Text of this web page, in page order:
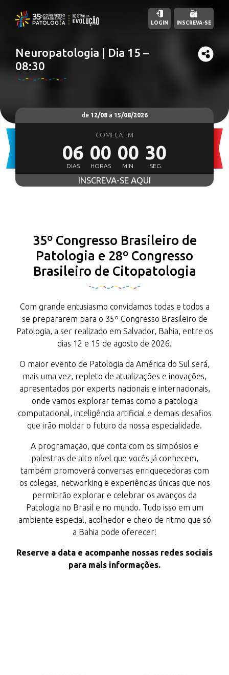
Neuropatologia | Dia 15 –
08:30
LOGIN INSCREVA-SE
de 12/08a 15/08/2026
COMEÇA EM
06
DIAS
00
HORAS
00
MIN.
29
SEG.
INSCREVA-SE AQUI
35º Congresso Brasileiro de
Patologia e 28º Congresso
Brasileiro de Citopatologia
Com grande entusiasmo convidamos todas e todos a
se prepararem para o 35º Congresso Brasileiro de
Patologia, a ser realizado em Salvador, Bahia, entre os
dias 12 e 15 de agosto de 2026.
O maior evento de Patologia da América do Sul será,
mais uma vez, repleto de atualizações e inovações,
apresentados por experts nacionais e internacionais,
onde vamos explorar temas como a patologia
computacional, inteligência artificial e demais desafios
que irão moldar o futuro da nossa especialidade.
A programação, que conta com os simpósios e
palestras de alto nível que vocês já conhecem,
também promoverá conversas enriquecedoras com
os colegas, networking e experiências únicas que nos
permitirão explorar e celebrar os avanços da
Patologia no Brasil e no mundo. Tudo isso em um
ambiente especial, acolhedor e cheio de ritmo que só
a Bahia pode oferecer!
Reserve a data e acompanhe nossas redes sociais
para mais informações.